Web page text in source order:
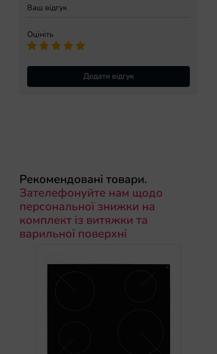
Оцініть
Додати відгук
Рекомендовані товари.
Зателефонуйте нам щодо
персональної знижки на
комплект із витяжки та
варильної поверхні